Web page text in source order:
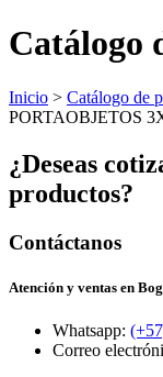
Catálogo
Inicio > Catálogo de
PORTAOBJETOS
¿Deseas
productos?
Contáctanos
Atención y ventas en
Whatsapp:
Correo